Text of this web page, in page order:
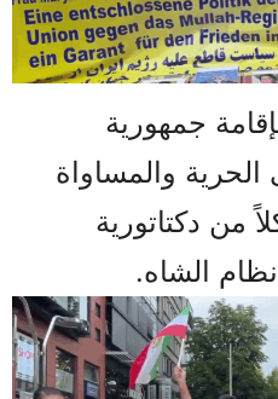
جمهورية
والمساواة
من دكتاتورية
الشاه.